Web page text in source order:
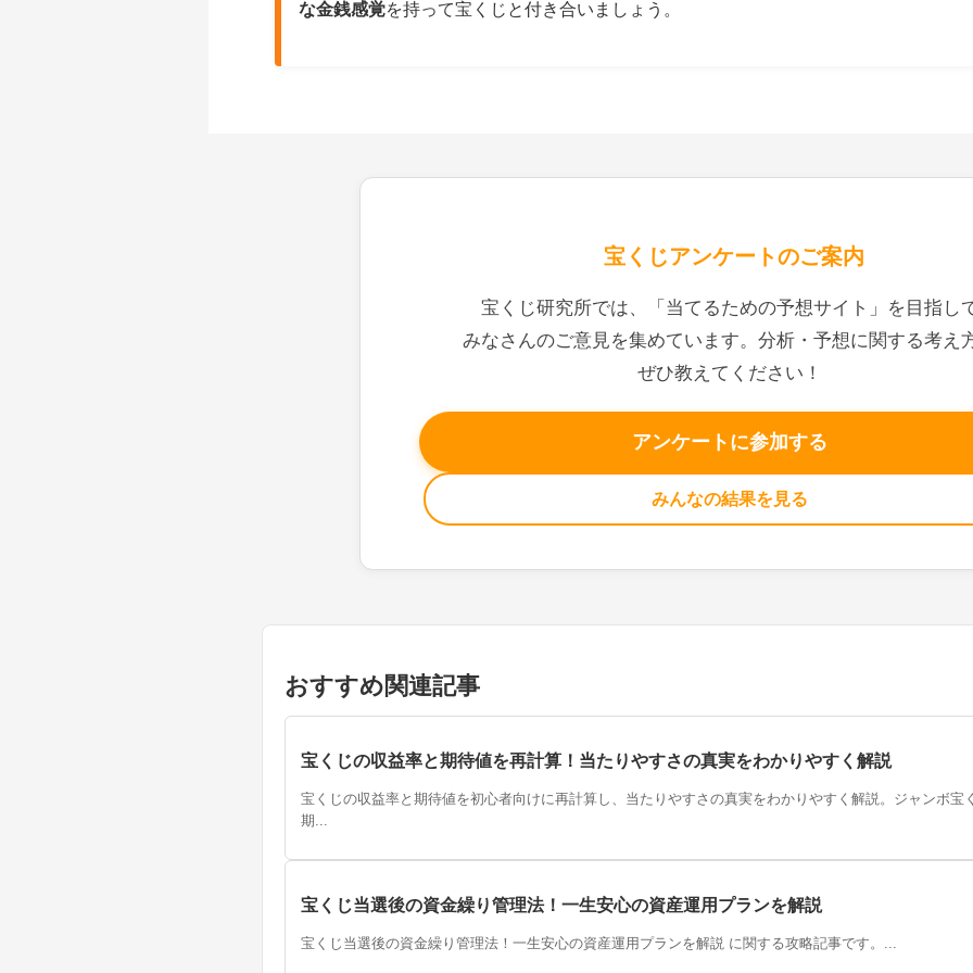
な金銭感覚を持って宝くじと付き合いましょう。
宝くじアンケートのご案内
宝くじ研究所では、「当てるための予想サイト」を目指し
みなさんのご意見を集めています。分析・予想に関する考え
ぜひ教えてください！
アンケートに参加する
みんなの結果を見る
おすすめ関連記事
宝くじの収益率と期待値を再計算！当たりやすさの真実をわかりやすく解説
宝くじの収益率と期待値を初心者向けに再計算し、当たりやすさの真実をわかりやすく解説。ジャンボ宝
期...
宝くじ当選後の資金繰り管理法！一生安心の資産運用プランを解説
宝くじ当選後の資金繰り管理法！一生安心の資産運用プランを解説 に関する攻略記事です。...